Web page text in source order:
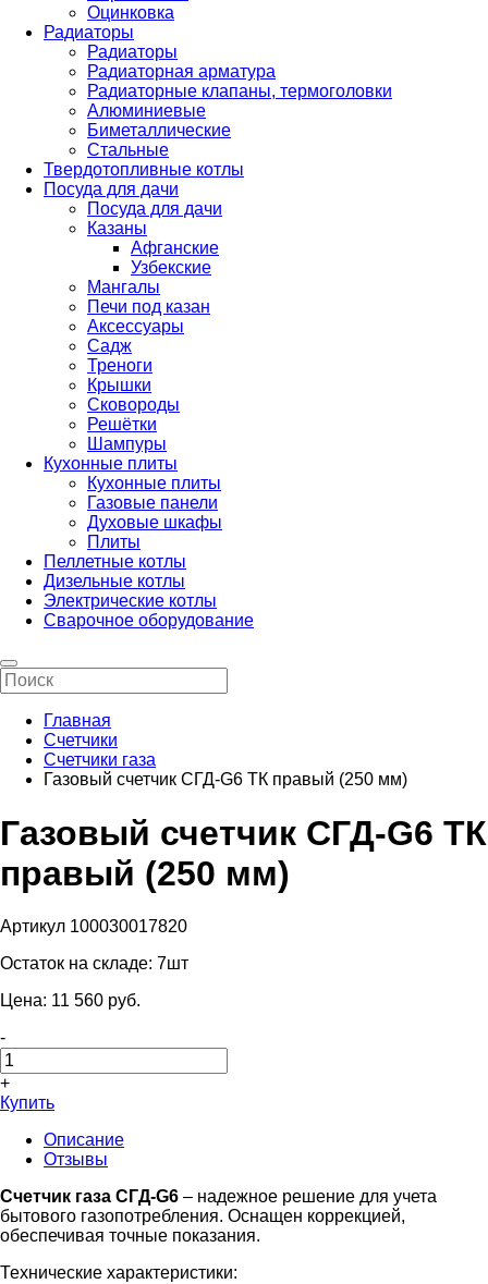
Оцинковка
Радиаторы
Радиаторы
Радиаторная арматура
Радиаторные клапаны, термоголовки
Алюминиевые
Биметаллические
Стальные
Твердотопливные котлы
Посуда для дачи
Посуда для дачи
Казаны
Афганские
Узбекские
Мангалы
Печи под казан
Аксессуары
Садж
Треноги
Крышки
Сковороды
Решётки
Шампуры
Кухонные плиты
Кухонные плиты
Газовые панели
Духовые шкафы
Плиты
Пеллетные котлы
Дизельные котлы
Электрические котлы
Сварочное оборудование
Главная
Счетчики
Счетчики газа
Газовый счетчик СГД-G6 ТК правый (250 мм)
Газовый счетчик СГД-G6 ТК
правый (250 мм)
Артикул 100030017820
Остаток на складе: 7шт
Цена: 11 560 pуб.
-
+
Купить
Описание
Отзывы
Счетчик газа СГД-G6 – надежное решение для учета
бытового газопотребления. Оснащен коррекцией,
обеспечивая точные показания.
Технические характеристики: